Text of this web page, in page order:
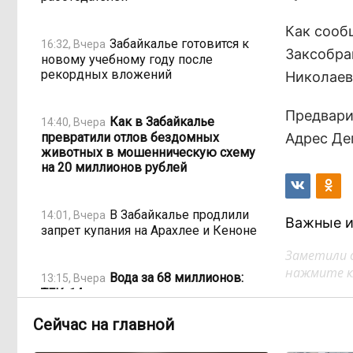
16:32, Вчера Забайкалье готовится к
новому учебному году после
рекордных вложений
14:40, Вчера Как в Забайкалье
превратили отлов бездомных
животных в мошенническую схему
на 20 миллионов рублей
14:01, Вчера В Забайкалье продлили
запрет купания на Арахлее и Кеноне
13:15, Вчера Вода за 68 миллионов:
ТГК-14 заплатит государству за
Как
Адрес
Важные
Заметили
нажмите
Сейчас на главной